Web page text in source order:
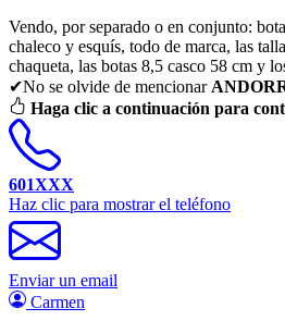
Vendo, por separado o en conjunto:
chaleco y esquís, todo de marca, las
chaqueta, las botas 8,5 casco 58 cm y
✔No se olvide de mencionar
Haga clic a continuación para
601XXX
Haz clic para mostrar el teléfono
Enviar un email
Carmen